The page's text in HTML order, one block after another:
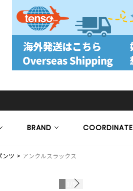
BRAND COORDINATE
ンツ アンクルスラックス